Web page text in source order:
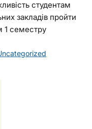
студентам
закладів пройти
1 семестру